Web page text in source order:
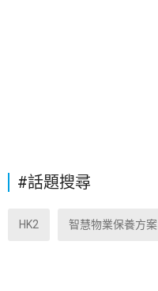
#話題搜尋
HK2 智慧物業保養方案